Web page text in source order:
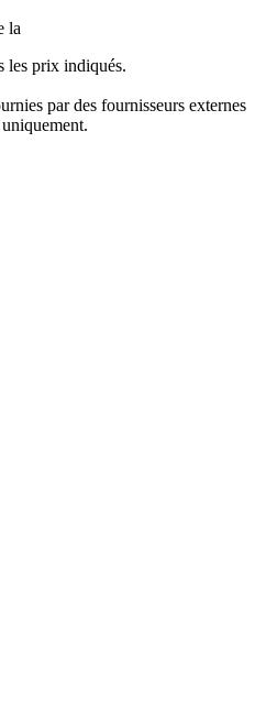
la
les prix indiqués.
par des fournisseurs externes